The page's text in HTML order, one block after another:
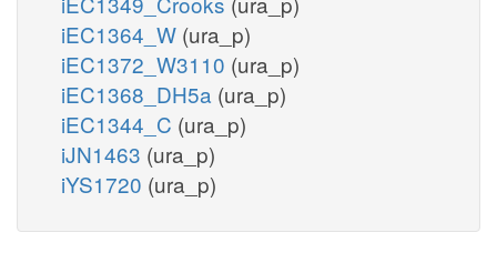
iEC1364_W (ura_p)
iEC1372_W3110 (ura_p)
iEC1368_DH5a (ura_p)
iEC1344_C (ura_p)
iJN1463 (ura_p)
iYS1720 (ura_p)